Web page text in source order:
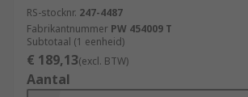
RS-stocknr. 247-4487
Fabrikantnummer PW 454009 T
Subtotaal (1 eenheid)
€ 189,13(excl. BTW)
Aantal